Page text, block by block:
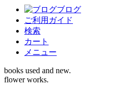
ブログ
ご利用ガイド
検索
カート
メニュー
books used and new.
flower works.